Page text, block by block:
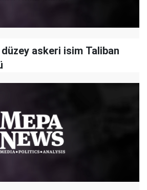
askeri isim Taliban